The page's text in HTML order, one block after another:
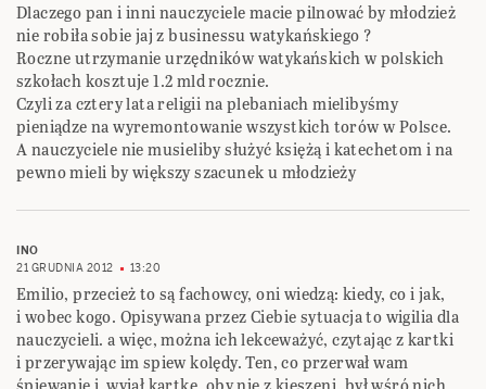
Dlaczego pan i inni nauczyciele macie pilnować by młodzież
nie robiła sobie jaj z businessu watykańskiego ?
Roczne utrzymanie urzędników watykańskich w polskich
szkołach kosztuje 1.2 mld rocznie.
Czyli za cztery lata religii na plebaniach mielibyśmy
pieniądze na wyremontowanie wszystkich torów w Polsce.
A nauczyciele nie musieliby służyć księżą i katechetom i na
pewno mieli by większy szacunek u młodzieży
INO
21 GRUDNIA 2012
13:20
Emilio, przecież to są fachowcy, oni wiedzą: kiedy, co i jak,
i wobec kogo. Opisywana przez Ciebie sytuacja to wigilia dla
nauczycieli. a więc, można ich lekceważyć, czytając z kartki
i przerywając im spiew kolędy. Ten, co przerwał wam